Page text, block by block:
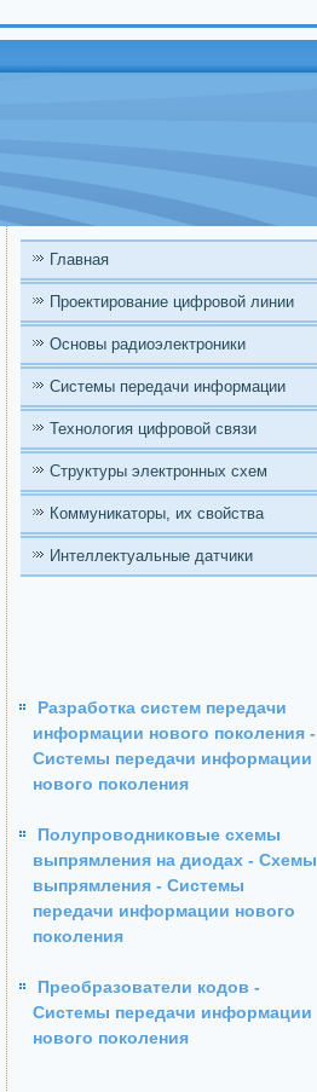
Главная
Проектирование цифровой линии
Основы радиоэлектроники
Системы передачи информации
Технология цифровой связи
Структуры электронных схем
Коммуникаторы, их свойства
Интеллектуальные датчики
Разработка систем передачи
информации нового поколения -
Системы передачи информации
нового поколения
Полупроводниковые схемы
выпрямления на диодах - Схемы
выпрямления - Системы
передачи информации нового
поколения
Преобразователи кодов -
Системы передачи информации
нового поколения